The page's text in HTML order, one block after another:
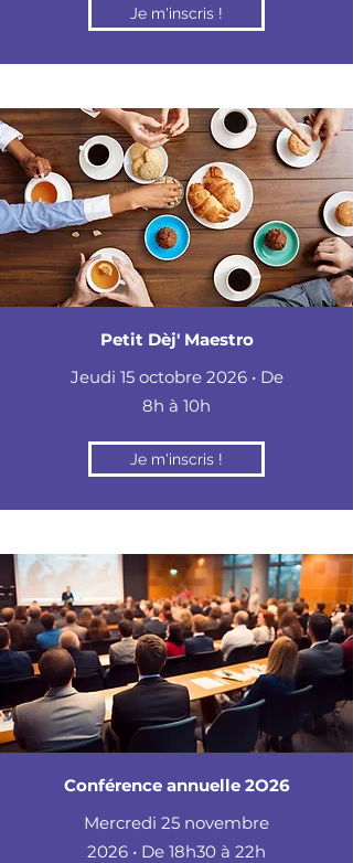
Je m'inscris !
Petit Dèj' Maestro
Jeudi 15 octobre 2026 • De
8h à 10h
Je m'inscris !
Conférence annuelle 2O26
Mercredi 25 novembre
2026 • De 18h30 à 22h